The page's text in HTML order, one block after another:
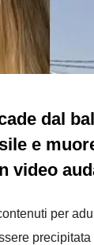
dal
e
video
per